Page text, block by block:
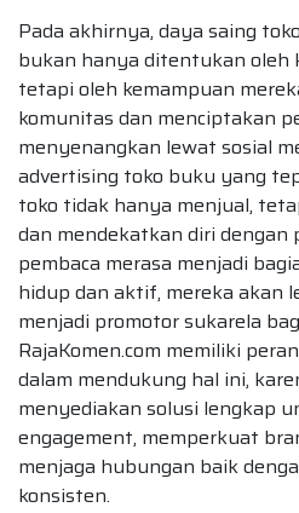
Pada akhirnya, daya saing
bukan hanya ditentukan oleh
tetapi oleh kemampuan
komunitas dan menciptakan
menyenangkan lewat sosial
advertising toko buku yang
toko tidak hanya menjual,
dan mendekatkan diri dengan
pembaca merasa menjadi
hidup dan aktif, mereka akan
menjadi promotor sukarela
RajaKomen.com memiliki
dalam mendukung hal ini,
menyediakan solusi lengkap
engagement, memperkuat
menjaga hubungan baik
konsisten.